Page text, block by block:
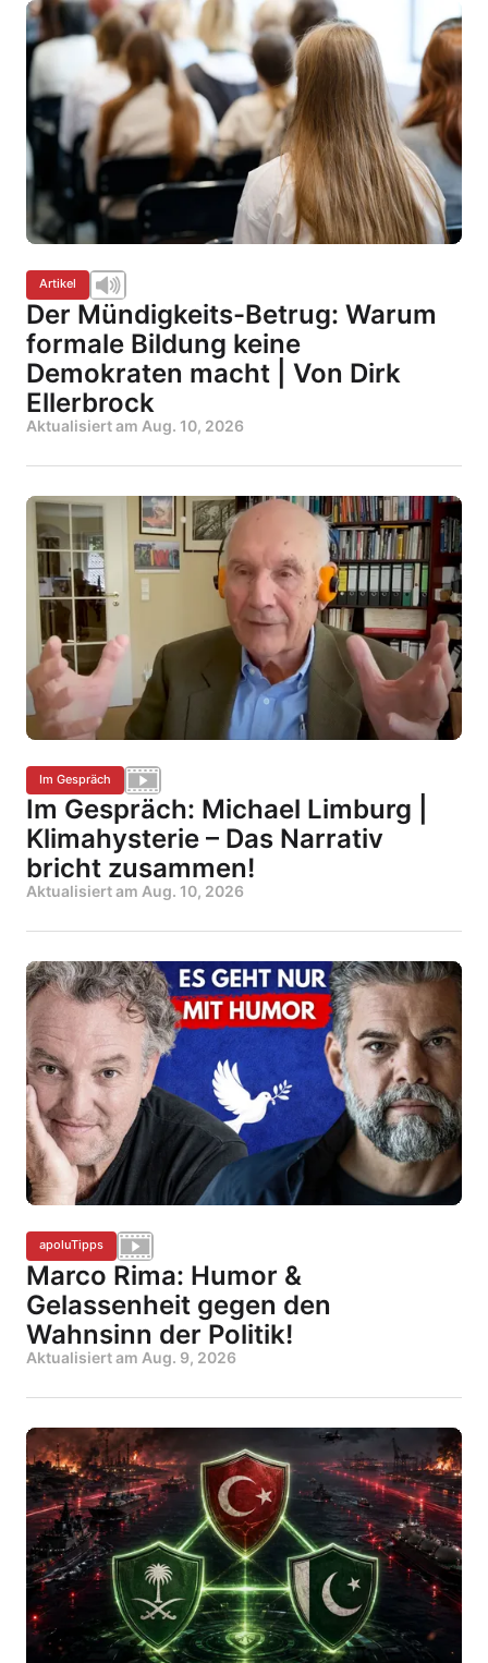
Artikel
Der Mündigkeits-Betrug: Warum
formale Bildung keine
Demokraten macht | Von Dirk
Ellerbrock
Aktualisiert am Aug. 10, 2026
Im Gespräch
Im Gespräch: Michael Limburg |
Klimahysterie – Das Narrativ
bricht zusammen!
Aktualisiert am Aug. 10, 2026
apoluTipps
Marco Rima: Humor &
Gelassenheit gegen den
Wahnsinn der Politik!
Aktualisiert am Aug. 9, 2026